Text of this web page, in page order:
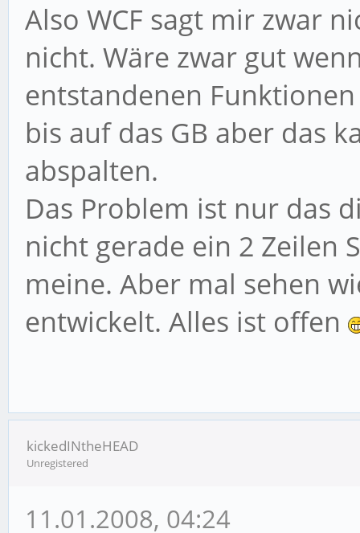
Also WCF sagt mir zwar
nicht. Wäre zwar gut
entstandenen
bis auf das GB aber das
abspalten.
Das Problem ist nur das
nicht gerade ein 2 Zeilen
meine. Aber mal sehen
entwickelt. Alles ist offen
kickedINtheHEAD
Unregistered
11.01.2008, 04:24